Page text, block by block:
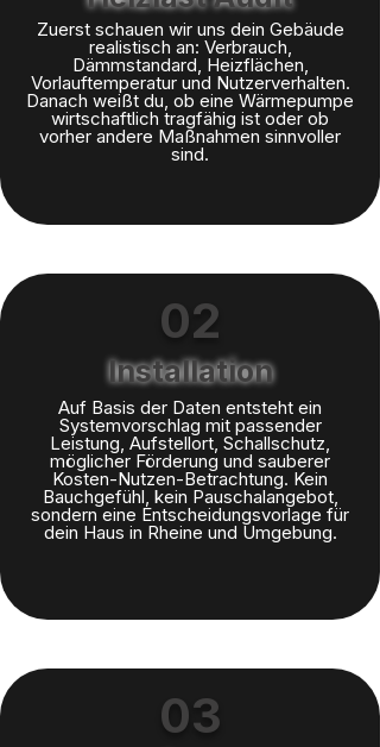
Zuerst schauen wir uns dein Gebäude
realistisch an: Verbrauch,
Dämmstandard, Heizflächen,
Vorlauftemperatur und Nutzerverhalten.
Danach weißt du, ob eine Wärmepumpe
wirtschaftlich tragfähig ist oder ob
vorher andere Maßnahmen sinnvoller
sind.
02
Installation
Auf Basis der Daten entsteht ein
Systemvorschlag mit passender
Leistung, Aufstellort, Schallschutz,
möglicher Förderung und sauberer
Kosten-Nutzen-Betrachtung. Kein
Bauchgefühl, kein Pauschalangebot,
sondern eine Entscheidungsvorlage für
dein Haus in Rheine und Umgebung.
03